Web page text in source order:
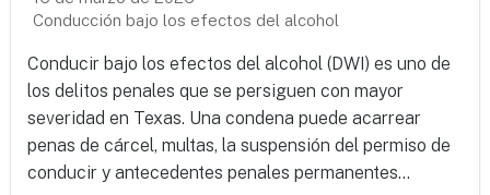
Conducción bajo los efectos del alcohol
Conducir bajo los efectos del alcohol (DWI) es uno de
los delitos penales que se persiguen con mayor
severidad en Texas. Una condena puede acarrear
penas de cárcel, multas, la suspensión del permiso de
conducir y antecedentes penales permanentes...